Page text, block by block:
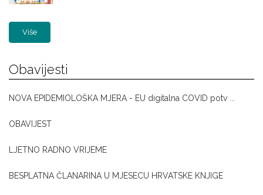
Više
Obavijesti
NOVA EPIDEMIOLOŠKA MJERA - EU digitalna COVID potv ...
OBAVIJEST
LJETNO RADNO VRIJEME
BESPLATNA ČLANARINA U MJESECU HRVATSKE KNJIGE